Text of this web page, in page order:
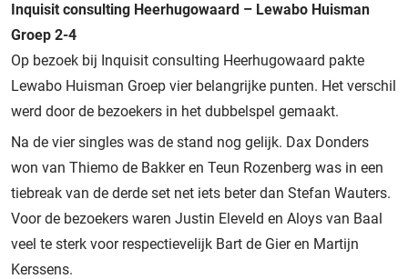
Inquisit consulting Heerhugowaard – Lewabo Huisman
Groep 2-4
Op bezoek bij Inquisit consulting Heerhugowaard pakte
Lewabo Huisman Groep vier belangrijke punten. Het verschil
werd door de bezoekers in het dubbelspel gemaakt.
Na de vier singles was de stand nog gelijk. Dax Donders
won van Thiemo de Bakker en Teun Rozenberg was in een
tiebreak van de derde set net iets beter dan Stefan Wauters.
Voor de bezoekers waren Justin Eleveld en Aloys van Baal
veel te sterk voor respectievelijk Bart de Gier en Martijn
Kerssens.